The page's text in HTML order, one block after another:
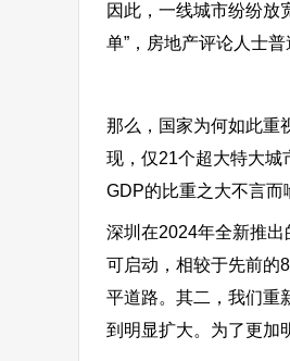
因此，一线城市纷纷放
单”，房地产评论人士
那么，国家为何如此重
现，仅21个超大特大城
GDP的比重之大不言而
深圳在2024年全新推
可启动，相较于先前的
平道路。其二，我们重
到明显扩大。为了更加